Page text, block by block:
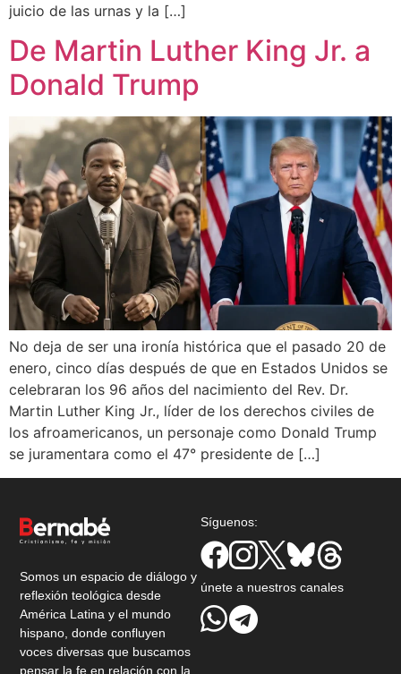
juicio de las urnas y la […]
De Martin Luther King Jr. a
Donald Trump
No deja de ser una ironía histórica que el pasado 20 de
enero, cinco días después de que en Estados Unidos se
celebraran los 96 años del nacimiento del Rev. Dr.
Martin Luther King Jr., líder de los derechos civiles de
los afroamericanos, un personaje como Donald Trump
se juramentara como el 47° presidente de […]
Somos un espacio de diálogo y
reflexión teológica desde
América Latina y el mundo
hispano, donde confluyen
voces diversas que buscamos
pensar la fe en relación con la
Síguenos:
únete a nuestros canales